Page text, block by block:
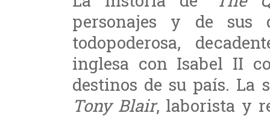
personajes y de sus
todopoderosa,
inglesa con Isabel II
destinos de su país. La
Tony Blair, laborista y